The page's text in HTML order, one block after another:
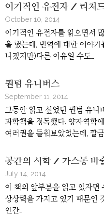
이기적인 유전자 / 리처
October 10, 2014
이기적인 유전자를 읽으면서
을 했는데, 번역에 대한 이야
니겠지만)다른 이유일 수도…
퀀텀 유니버스
September 11, 2014
그동안 읽고 싶었던 퀀텀 유니
과학책을 정독했다. 양자역학
여러권을 들춰보았었는데, 깔
공간의 시학 / 가스통 바
July 14, 2014
이 책의 앞부분을 읽고 있자면
상상력을 가지고 있기 때문인
인간…